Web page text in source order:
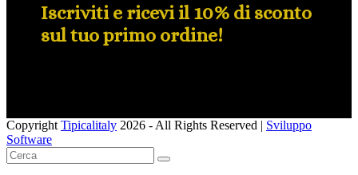
Iscriviti e ricevi il 10% di sconto
sul tuo primo ordine!
Copyright Tipicalitaly 2026 - All Rights Reserved | Sviluppo
Software
Pulsante
torna
Cerca
SUBMIT